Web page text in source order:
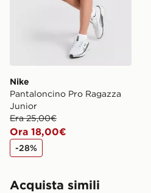
Nike
Pantaloncino Pro Ragazza
Junior
Era 25,00€
Ora 18,00€
-28%
Acquista simili